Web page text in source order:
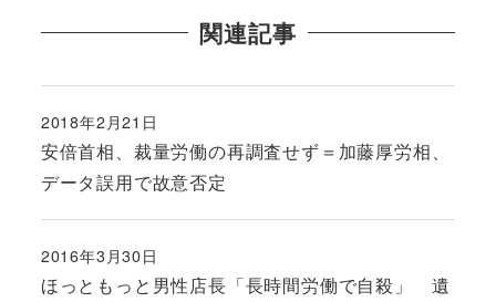
関連記事
安倍首相、裁量労働の再調査せず＝加藤厚労相、
データ誤用で故意否定
投稿日
2018年2月21日
ほっともっと男性店長「長時間労働で自殺」 遺
投稿日
2016年3月30日